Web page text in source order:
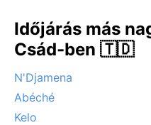
Időjárás más
Csád-ben 🇹🇩
N'Djamena
Abéché
Kelo